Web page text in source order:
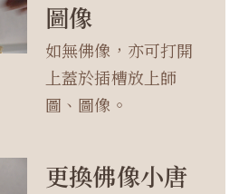
圖像
如無佛像，亦可打開
上蓋於插槽放上師
圖、圖像。
更換佛像小唐